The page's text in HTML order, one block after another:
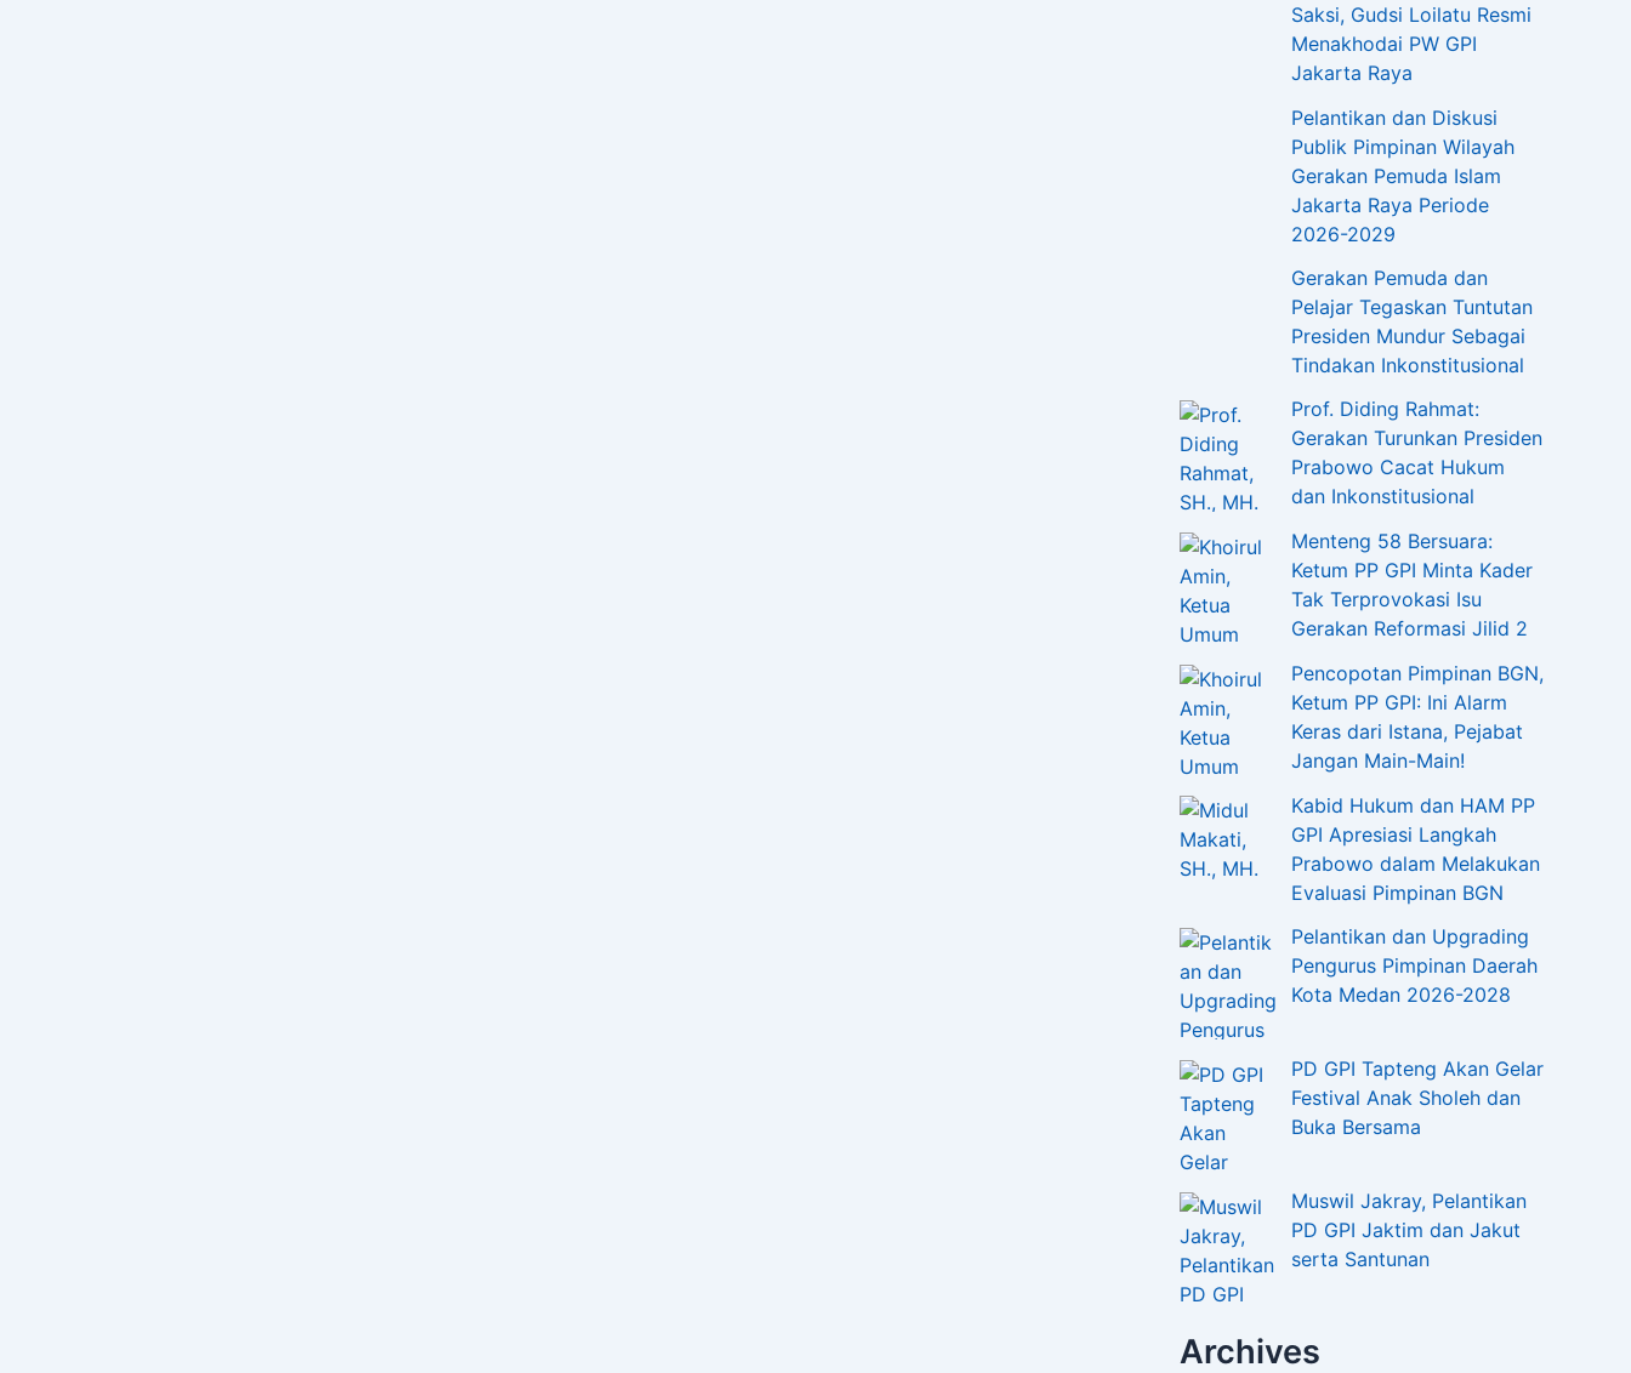
Saksi, Gudsi Loilatu Resmi
Menakhodai PW GPI
Jakarta Raya
Pelantikan dan Diskusi
Publik Pimpinan Wilayah
Gerakan Pemuda Islam
Jakarta Raya Periode
2026-2029
Gerakan Pemuda dan
Pelajar Tegaskan Tuntutan
Presiden Mundur Sebagai
Tindakan Inkonstitusional
Prof. Diding Rahmat:
Gerakan Turunkan Presiden
Prabowo Cacat Hukum
dan Inkonstitusional
Menteng 58 Bersuara:
Ketum PP GPI Minta Kader
Tak Terprovokasi Isu
Gerakan Reformasi Jilid 2
Pencopotan Pimpinan BGN,
Ketum PP GPI: Ini Alarm
Keras dari Istana, Pejabat
Jangan Main-Main!
Kabid Hukum dan HAM PP
GPI Apresiasi Langkah
Prabowo dalam Melakukan
Evaluasi Pimpinan BGN
Pelantikan dan Upgrading
Pengurus Pimpinan Daerah
Kota Medan 2026-2028
PD GPI Tapteng Akan Gelar
Festival Anak Sholeh dan
Buka Bersama
Muswil Jakray, Pelantikan
PD GPI Jaktim dan Jakut
serta Santunan
Archives